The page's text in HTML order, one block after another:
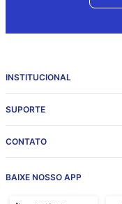
INSTITUCIONAL
SUPORTE
CONTATO
BAIXE NOSSO APP